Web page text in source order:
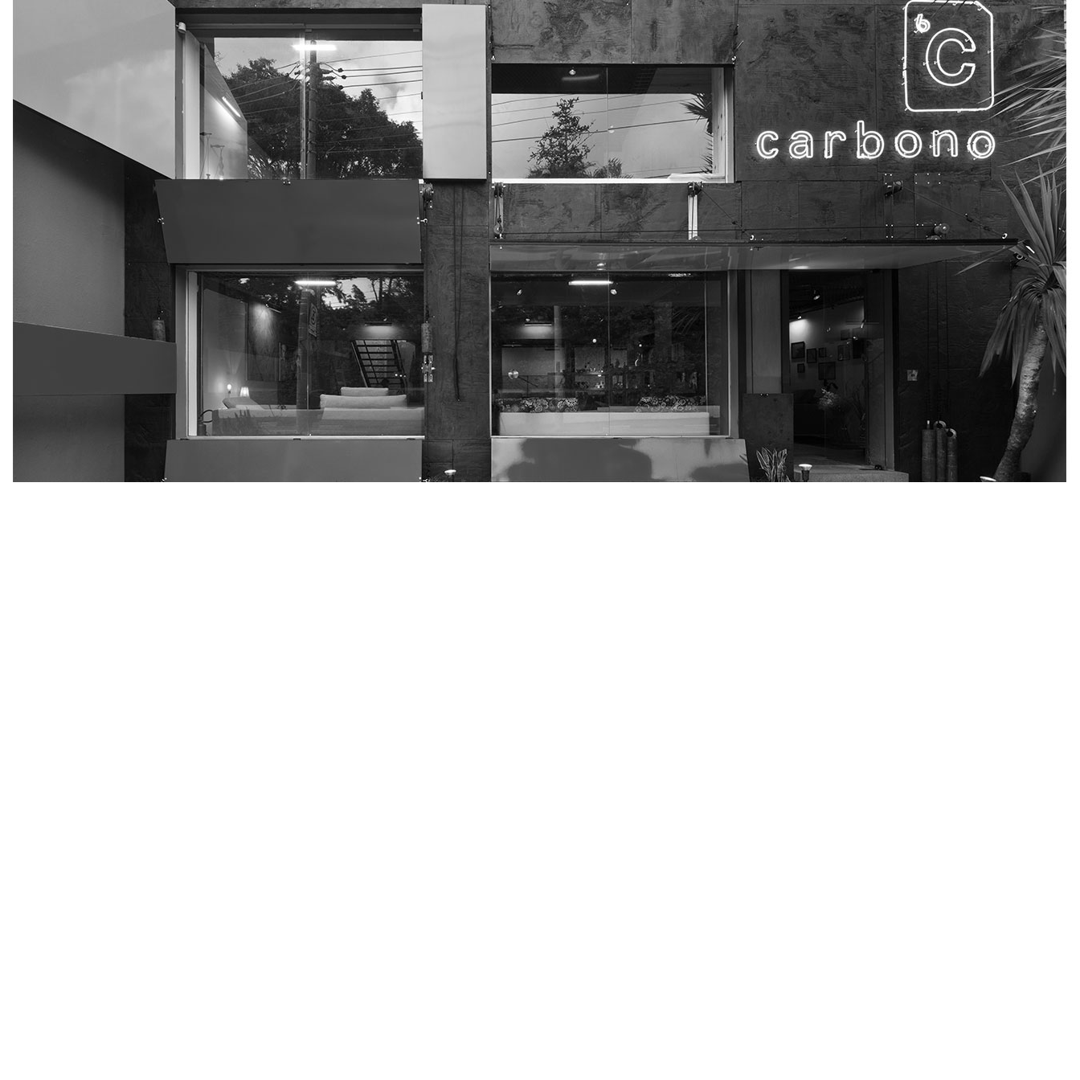
CARBONO COLEÇÕES ONDE ENCONTRAR CONTATO
lançamentos sofás poltronas cadeiras mesas apoios outdoor lifestyle pet express
C800 COURO
Amanda Marques
Medidas Principais L55 x A55 | L35 x A50 cm
Couro Natural